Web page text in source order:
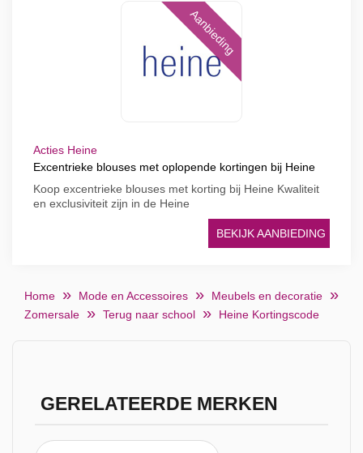
Aanbieding
Acties Heine
Excentrieke blouses met oplopende kortingen bij Heine
Koop excentrieke blouses met korting bij Heine Kwaliteit
en exclusiviteit zijn in de Heine
BEKIJK AANBIEDING
Home Mode en Accessoires
Meubels en decoratie
Zomersale
Terug naar school Heine Kortingscode
GERELATEERDE MERKEN